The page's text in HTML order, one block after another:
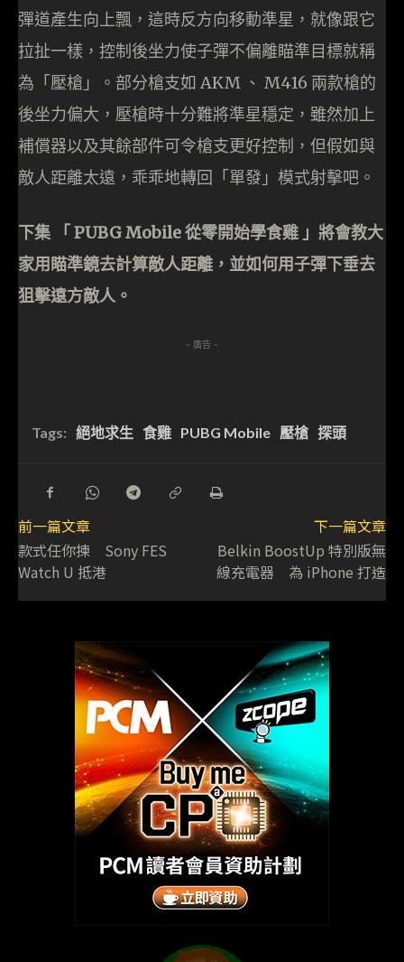
彈道產生向上飄，這時反方向移動準星，就像跟它
拉扯一樣，控制後坐力使子彈不偏離瞄準目標就稱
為「壓槍」。部分槍支如 AKM 、 M416 兩款槍的
後坐力偏大，壓槍時十分難將準星穩定，雖然加上
補償器以及其餘部件可令槍支更好控制，但假如與
敵人距離太遠，乖乖地轉回「單發」模式射擊吧。
下集 「 PUBG Mobile 從零開始學食雞 」將會教大
家用瞄準鏡去計算敵人距離，並如何用子彈下垂去
狙擊遠方敵人。
- 廣告 -
Tags: 絕地求生 食雞 PUBG Mobile 壓槍 探頭
前一篇文章
款式任你揀 Sony FES
Watch U 抵港
下一篇文章
Belkin BoostUp 特別版無
線充電器 為 iPhone 打造